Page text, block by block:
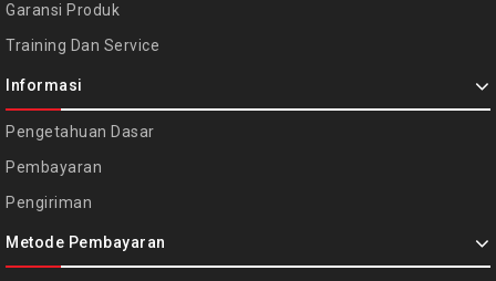
Garansi Produk
Training Dan Service
Informasi
Pengetahuan Dasar
Pembayaran
Pengiriman
Metode Pembayaran